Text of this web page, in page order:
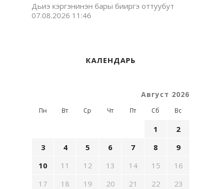
Дьиэ кэргэнинэн бары бииргэ оттуубут
07.08.2026 11:46
КАЛЕНДАРЬ
Август 2026
Пн Вт Ср Чт Пт Сб Вс
1
2
3
4 5 6 7 8
9
10
11 12 13 14 15
16
17
18 19 20 21 22
23